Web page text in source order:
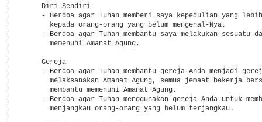
     Diri Sendiri
- Berdoa agar Tuhan memberi saya kepedulian yang
       kepada orang-orang yang belum mengenal-Nya.
- Berdoa agar Tuhan membantu saya melakukan sesuatu
       memenuhi Amanat Agung.
     Gereja
- Berdoa agar Tuhan membantu gereja Anda menjadi
melaksanakan Amanat Agung, semua jemaat bekerja
       membantu memenuhi Amanat Agung.
- Berdoa agar Tuhan menggunakan gereja Anda untuk
       menjangkau orang-orang yang belum terjangkau.